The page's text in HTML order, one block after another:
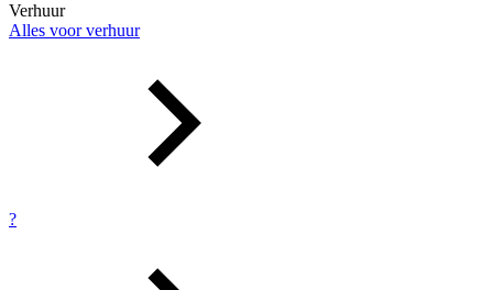
Verhuur
Alles voor verhuur
?